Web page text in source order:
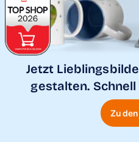
Grußkarten
Handyhüllen
Anlässe
Jetzt
gestalten.
Zu